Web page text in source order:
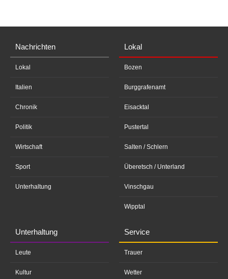
Nachrichten
Lokal
Italien
Chronik
Politik
Wirtschaft
Sport
Unterhaltung
Lokal
Bozen
Burggrafenamt
Eisacktal
Pustertal
Salten / Schlern
Überetsch / Unterland
Vinschgau
Wipptal
Unterhaltung
Leute
Kultur
Service
Trauer
Wetter